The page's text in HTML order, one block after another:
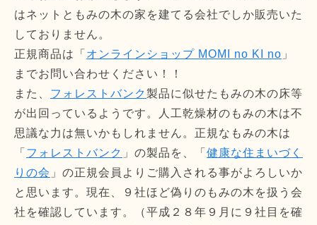
はネットともみの木の家を建てる会社でしか販売いた
しておりません。
正規商品は「 オンラインショップ MOMI no KI no 」
までお問い合わせください！！
また、 フォレストバンク製品に似せたもみの木の床等
が出回っているようです。人工乾燥材のもみの木は不
思議な力は無いかもしれません。正規なもみの木は
「 フォレストバンク 」の製品を、「 健康な住まいづく
りの会 」の正規会員よりご購入される事がよろしいか
と思います。現在、９社ほど偽りのもみの木を扱う会
社を確認しています。（平成２８年９月に９社目を確